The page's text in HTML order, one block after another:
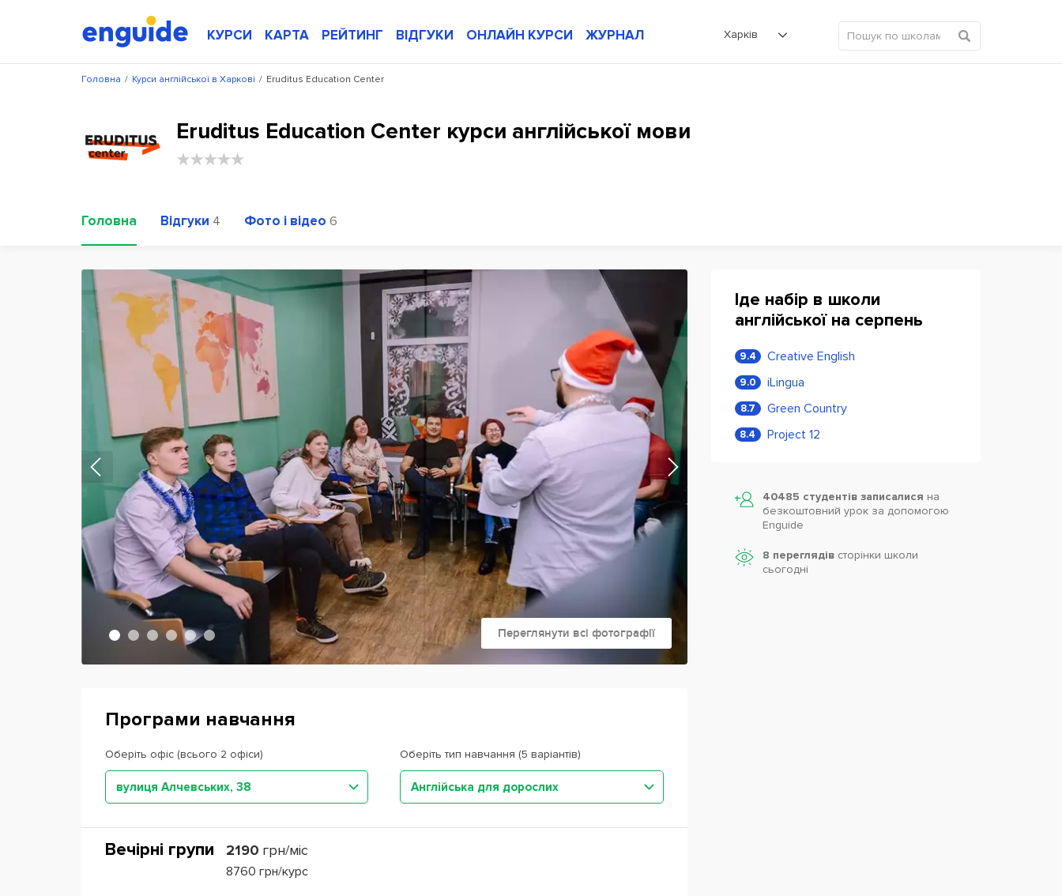
КУРСИ КАРТА РЕЙТИНГ ВІДГУКИ ОНЛАЙН КУРСИ ЖУРНАЛ Харків
/
Головна /
Курси англійської в Харкові Eruditus Education Center
Eruditus Education Center курси англійської мови
Головна Відгуки 4 Фото і відео 6
Переглянути всі фотографії
Програми навчання
Оберіть офіс (всього 2 офіси)
вулиця Алчевських, 38
Оберіть тип навчання (5 варіантів)
Англійська для дорослих
Вечірні групи 2190 грн/міс
8760 грн/курс
Іде набір в школи
англійської на серпень
9.4 Creative English
9.0 iLingua
8.7 Green Country
8.4 Project 12
40485 студентів записалися на
безкоштовний урок за допомогою
Enguide
8 переглядівсторінки школи
cьогодні